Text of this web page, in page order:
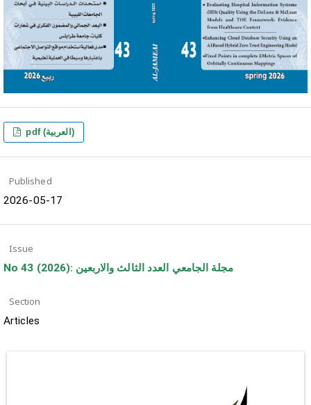
pdf (العربية)
Published
2026-05-17
Issue
No 43 (2026): مجلة الجامعي العدد الثالث والاربعين
Section
Articles